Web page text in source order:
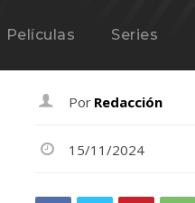
Películas Series
Por Redacción
15/11/2024